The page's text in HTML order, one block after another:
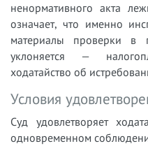
ненормативного акта
означает, что именно
материалы проверки
уклоняется —
ходатайство об
Условия
Суд удовлетворяет
одновременном